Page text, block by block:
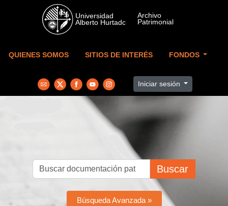
Skip to main content
QUIENES SOMOS SITIOS DE INTERÉS FONDOS
Iniciar sesión
Buscar
Búsqueda Avanzada »